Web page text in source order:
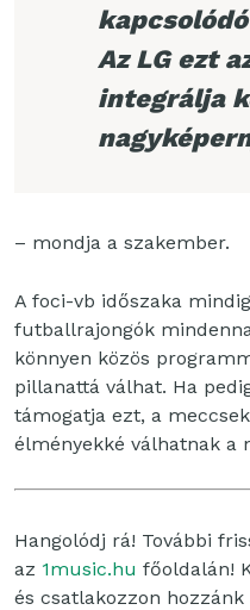
Az LG ezt
integrálja
– mondja a szakember.
A foci-vb időszaka
futballrajongók
könnyen közös
pillanattá válhat. Ha
támogatja ezt, a
élményekké válhatnak a
Hangolódj rá! További
az 1music.hu főoldalán!
és csatlakozzon hozzánk